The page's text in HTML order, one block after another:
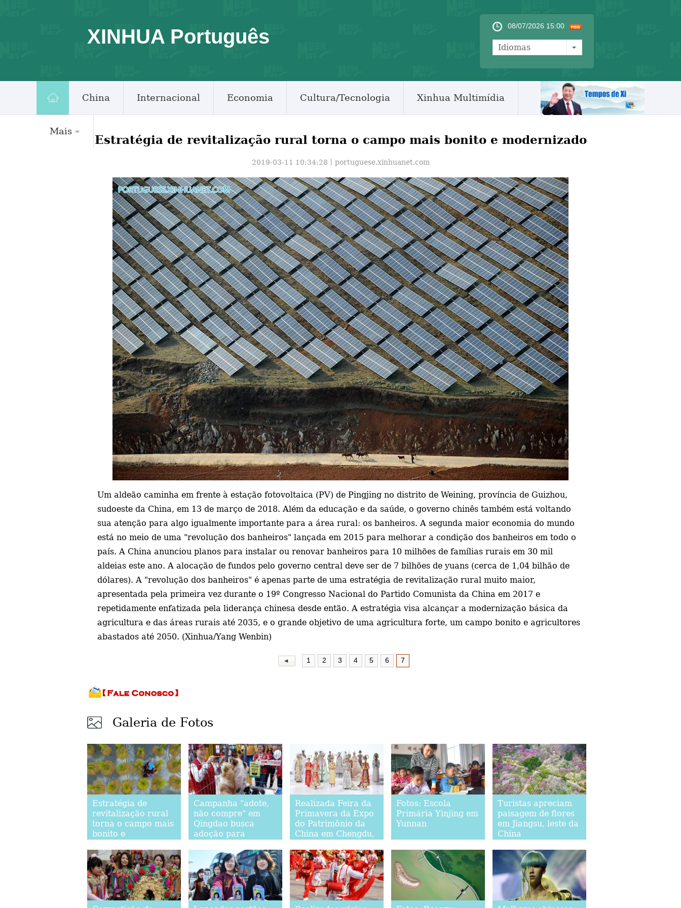
XINHUA Português 08/07/2026 15:00
Idiomas
China Internacional Economia Cultura/Tecnologia Xinhua Multimídia
Mais
Estratégia de revitalização rural torna o campo mais bonito e modernizado
2019-03-11 10:34:28丨 portuguese.xinhuanet.com
Um aldeão caminha em frente à estação fotovoltaica (PV) de Pingjing no distrito de Weining, província de Guizhou,
sudoeste da China, em 13 de março de 2018.Além da educação e da saúde, o governo chinês também está voltando
sua atenção para algo igualmente importante para a área rural: os banheiros. A segunda maior economia do mundo
está no meio de uma "revolução dos banheiros" lançada em 2015 para melhorar a condição dos banheiros em todo o
país. A China anunciou planos para instalar ou renovar banheiros para 10 milhões de famílias rurais em 30 mil
aldeias este ano. A alocação de fundos pelo governo central deve ser de 7 bilhões de yuans (cerca de 1,04 bilhão de
dólares). A "revolução dos banheiros" é apenas parte de uma estratégia de revitalização rural muito maior,
apresentada pela primeira vez durante o 19º Congresso Nacional do Partido Comunista da China em 2017 e
repetidamente enfatizada pela liderança chinesa desde então. A estratégia visa alcançar a modernização básica da
agricultura e das áreas rurais até 2035, e o grande objetivo de uma agricultura forte, um campo bonito e agricultores
abastados até 2050. (Xinhua/Yang Wenbin)
1 2 3 4 5 6 7
Galeria de Fotos
Estratégia de
revitalização rural
torna o campo mais
bonito e
Campanha "adote,
não compre" em
Qingdao busca
adoção para
abandonados
Realizada Feira da
Primavera da Expo
do Patrimônio da
China em Chengdu,
Fotos: Escola
Primária Yinjing em
Yunnan
Turistas apreciam
paisagem de flores
em Jiangsu, leste da
China